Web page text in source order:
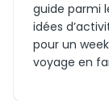
guide parmi
idées
pour un
voyage en